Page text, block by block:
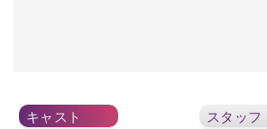
キャスト スタッフ